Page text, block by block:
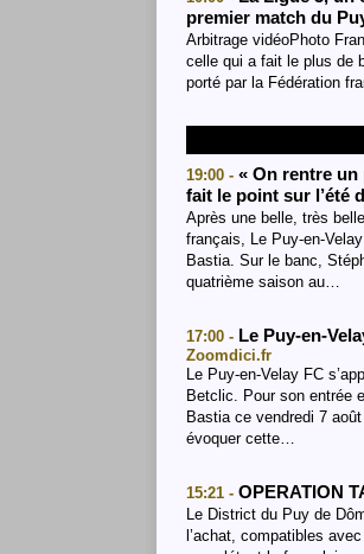
premier match du
Arbitrage vidéoPhoto
celle qui a fait le plus de
porté par la Fédération
19:00 - « On rentre un
fait le point sur l’été
Après une belle, très
français, Le Puy-en-
Bastia. Sur le banc,
quatrième saison au…
17:00 - Le Puy-en-
Zoomdici.fr
Le Puy-en-Velay FC
Betclic. Pour son entrée
Bastia ce vendredi 7
évoquer cette…
15:21 - OPERATION
Le District du Puy de
l’achat, compatibles